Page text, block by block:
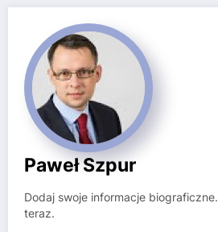
Paweł Szpur
Dodaj swoje informacje biograficzne.
teraz.